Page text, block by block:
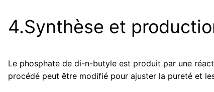
4.Synthèse et
Le phosphate de di-n-butyle est produit par une
procédé peut être modifié pour ajuster la pureté et